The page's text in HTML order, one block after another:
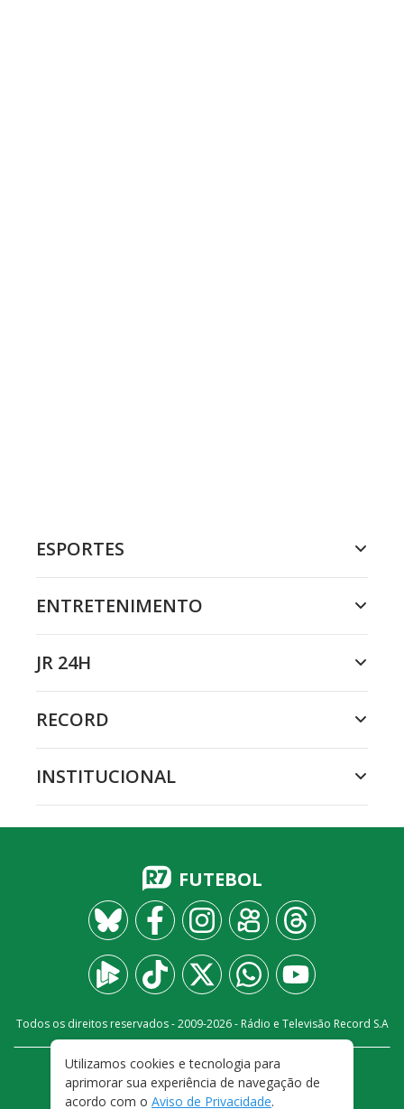
ESPORTES
ENTRETENIMENTO
JR 24H
RECORD
INSTITUCIONAL
FUTEBOL
Todos os direitos reservados - 2009-2026- Rádio e Televisão Record S.A
FALE CONOSCO
PRIVACIDADE
TERMOS E CONDIÇÕES DE USO
Utilizamos cookies e tecnologia para
aprimorar sua experiência de navegação de
acordo com o Aviso de Privacidade.